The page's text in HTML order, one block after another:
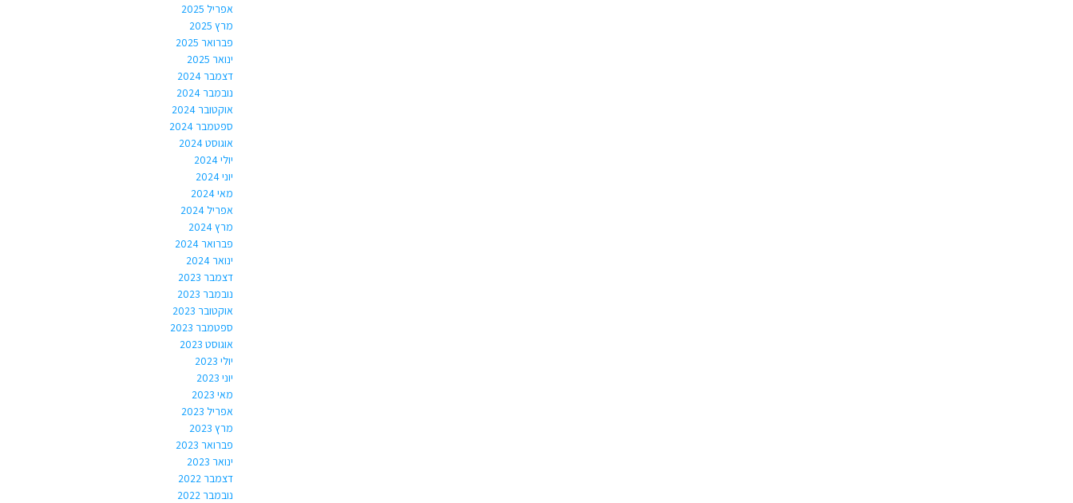
אפריל 2025
מרץ 2025
פברואר 2025
ינואר 2025
דצמבר 2024
נובמבר 2024
אוקטובר 2024
ספטמבר 2024
אוגוסט 2024
יולי 2024
יוני 2024
מאי 2024
אפריל 2024
מרץ 2024
פברואר 2024
ינואר 2024
דצמבר 2023
נובמבר 2023
אוקטובר 2023
ספטמבר 2023
אוגוסט 2023
יולי 2023
יוני 2023
מאי 2023
אפריל 2023
מרץ 2023
פברואר 2023
ינואר 2023
דצמבר 2022
נובמבר 2022